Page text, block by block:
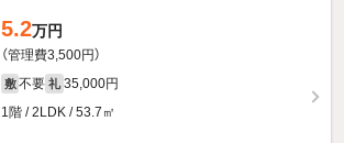
5.2万円
（管理費3,500円）
敷 不要 礼 35,000円
1階 / 2LDK / 53.7㎡